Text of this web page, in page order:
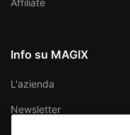
Info su MAGIX
L'azienda
Newsletter